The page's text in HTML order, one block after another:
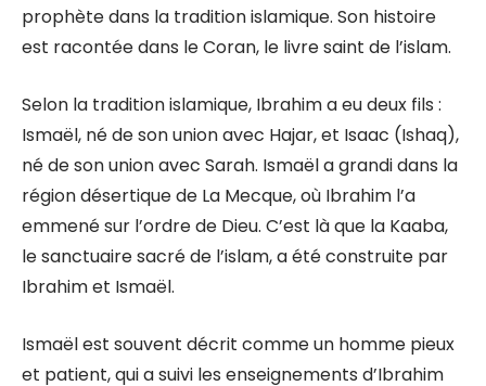
prophète dans la tradition islamique. Son histoire
est racontée dans le Coran, le livre saint de l’islam.
Selon la tradition islamique, Ibrahim a eu deux fils :
Ismaël, né de son union avec Hajar, et Isaac (Ishaq),
né de son union avec Sarah. Ismaël a grandi dans la
région désertique de La Mecque, où Ibrahim l’a
emmené sur l’ordre de Dieu. C’est là que la Kaaba,
le sanctuaire sacré de l’islam, a été construite par
Ibrahim et Ismaël.
Ismaël est souvent décrit comme un homme pieux
et patient, qui a suivi les enseignements d’Ibrahim